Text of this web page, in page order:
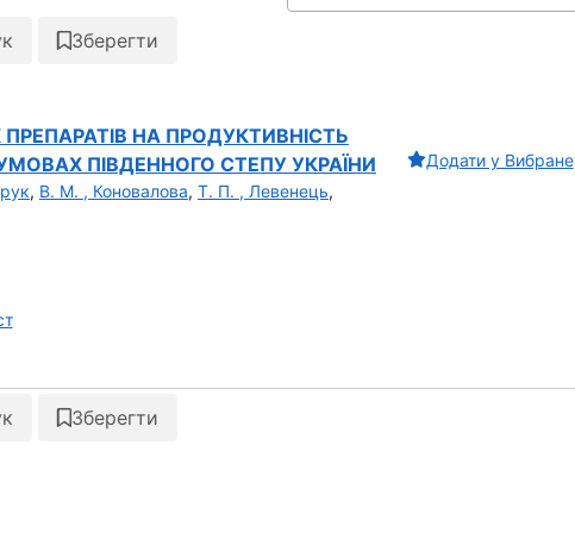
Зберегти
НА ПРОДУКТИВНІСТЬ
ПІВДЕННОГО СТЕПУ УКРАЇНИ
, В. М. , Коновалова, Т. П. , Левенець,
Додати у Вибране
Зберегти